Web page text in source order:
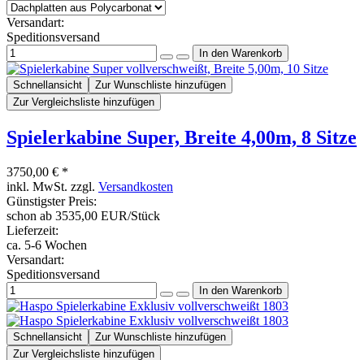
Versandart:
Speditionsversand
Schnellansicht
Zur Wunschliste hinzufügen
Zur Vergleichsliste hinzufügen
Spielerkabine Super, Breite 4,00m, 8 Sitze
3750,00 € *
inkl. MwSt. zzgl. Versandkosten
Günstigster Preis:
schon ab 3535,00 EUR/Stück
Lieferzeit:
ca. 5-6 Wochen
Versandart:
Speditionsversand
Schnellansicht
Zur Wunschliste hinzufügen
Zur Vergleichsliste hinzufügen